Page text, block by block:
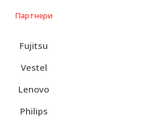
Партнери
Fujitsu
Vestel
Lenovo
Philips